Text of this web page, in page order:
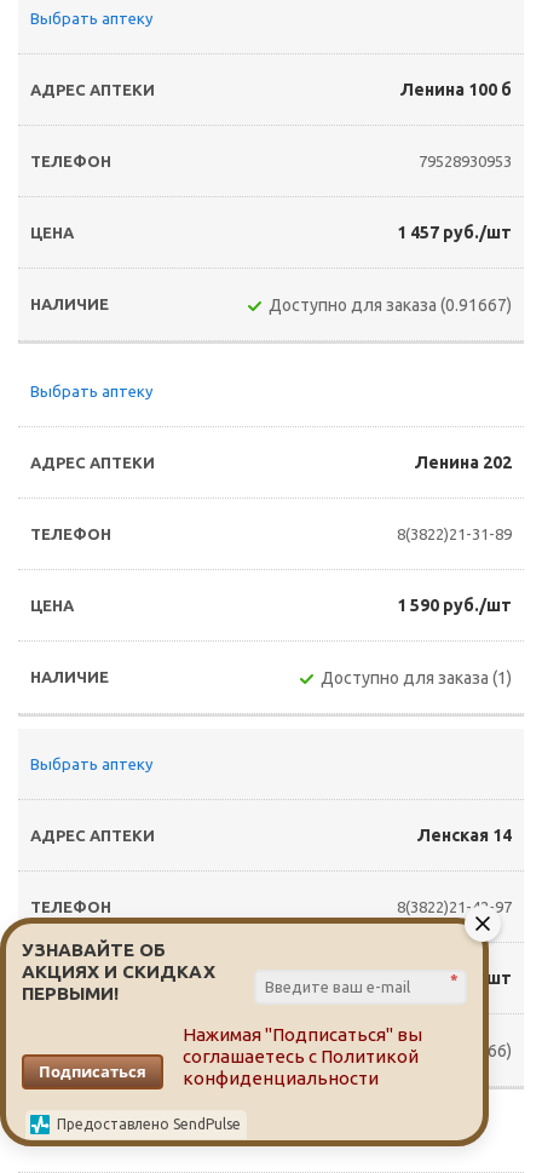
Выбрать аптеку
Ленина 100 б
79528930953
1 457 руб./шт
Доступно для заказа (0.91667)
Выбрать аптеку
Ленина 202
8(3822)21-31-89
1 590 руб./шт
Доступно для заказа (1)
Выбрать аптеку
Ленская 14
8(3822)21-42-97
1 600 руб./шт
Доступно для заказа (1.66666)
Выбрать аптеку
УЗНАВАЙТЕ ОБ
АКЦИЯХ И СКИДКАХ
ПЕРВЫМИ!
*
Подписаться
Нажимая "Подписаться" вы
соглашаетесь с Политикой
конфиденциальности
Предоставлено SendPulse